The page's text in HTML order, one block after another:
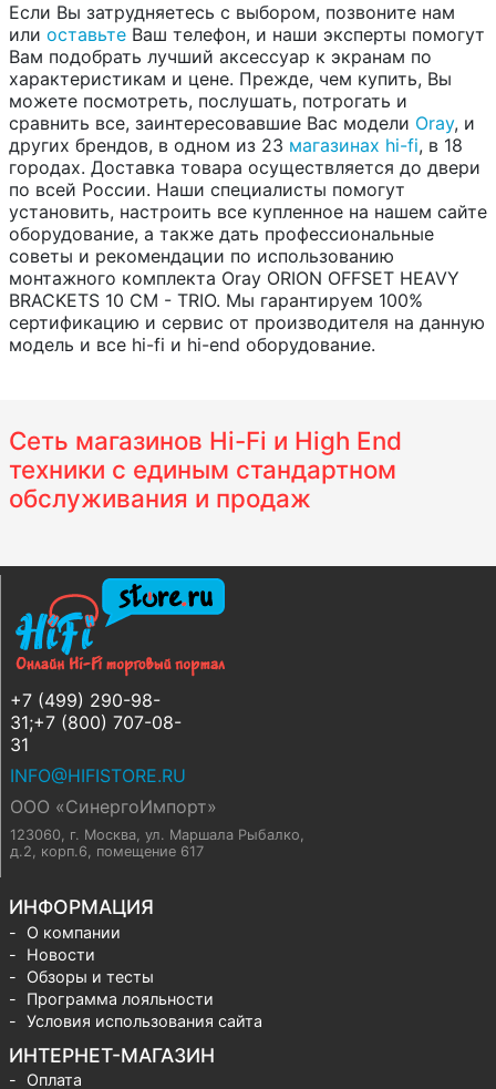
Если Вы затрудняетесь с выбором, позвоните нам
или оставьте Ваш телефон, и наши эксперты помогут
Вам подобрать лучший аксессуар к экранам по
характеристикам и цене. Прежде, чем купить, Вы
можете посмотреть, послушать, потрогать и
сравнить все, заинтересовавшие Вас модели Oray, и
других брендов, в одном из 23 магазинах hi-fi, в 18
городах. Доставка товара осуществляется до двери
по всей России. Наши специалисты помогут
установить, настроить все купленное на нашем сайте
оборудование, а также дать профессиональные
советы и рекомендации по использованию
монтажного комплекта Oray ORION OFFSET HEAVY
BRACKETS 10 CM - TRIO. Мы гарантируем 100%
сертификацию и сервис от производителя на данную
модель и все hi-fi и hi-end оборудование.
Сеть магазинов Hi-Fi и High End
техники с единым стандартном
обслуживания и продаж
+7 (499) 290-98-
31;+7 (800) 707-08-
31
INFO@HIFISTORE.RU
ООО «СинергоИмпорт»
123060, г. Москва, ул. Маршала Рыбалко,
д.2, корп.6, помещение 617
ИНФОРМАЦИЯ
О компании
Новости
Обзоры и тесты
Программа лояльности
Условия использования сайта
ИНТЕРНЕТ-МАГАЗИН
Оплата